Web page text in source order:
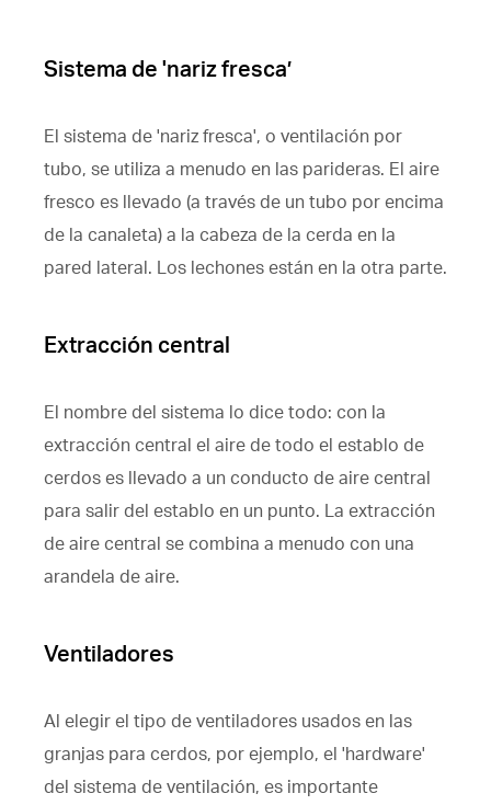
Sistema de 'nariz fresca’
El sistema de 'nariz fresca', o ventilación por
tubo, se utiliza a menudo en las parideras. El aire
fresco es llevado (a través de un tubo por encima
de la canaleta) a la cabeza de la cerda en la
pared lateral. Los lechones están en la otra parte.
Extracción central
El nombre del sistema lo dice todo: con la
extracción central el aire de todo el establo de
cerdos es llevado a un conducto de aire central
para salir del establo en un punto. La extracción
de aire central se combina a menudo con una
arandela de aire.
Ventiladores
Al elegir el tipo de ventiladores usados en las
granjas para cerdos, por ejemplo, el 'hardware'
del sistema de ventilación, es importante